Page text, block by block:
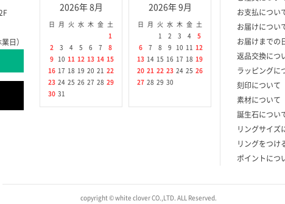
日）
2026年 8月
日 月 火 水 木 金
土
1
2
3 4 5 6 7
8
9
10 11 12 13 14 15
16 17 18 19 20 21
22
23 24 25 26 27 28 29
30 31
2026年 9月
日 月 火 水 木 金
土
1
2 3 4
5
6
7 8 9 10 11
12
13 14 15 16 17 18 19
20 21 22 23 24 25 26
27 28 29 30
お支払につい
お届けについ
お届けまでの
返品交換につ
ラッピングに
刻印について
素材について
誕生石につい
リングサイズ
リングをつけ
ポイントにつ
copyright © white clover CO.,LTD. ALL Reserved.